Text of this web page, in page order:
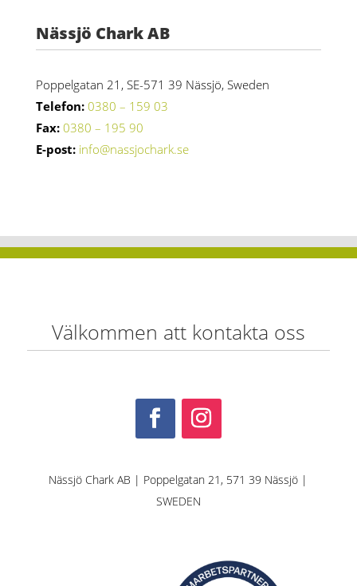
Nässjö Chark AB
Poppelgatan 21, SE-571 39 Nässjö, Sweden
Telefon: 0380 – 159 03
Fax: 0380 – 195 90
E-post: info@nassjochark.se
Välkommen att kontakta oss
Nässjö Chark AB | Poppelgatan 21, 571 39 Nässjö |
SWEDEN